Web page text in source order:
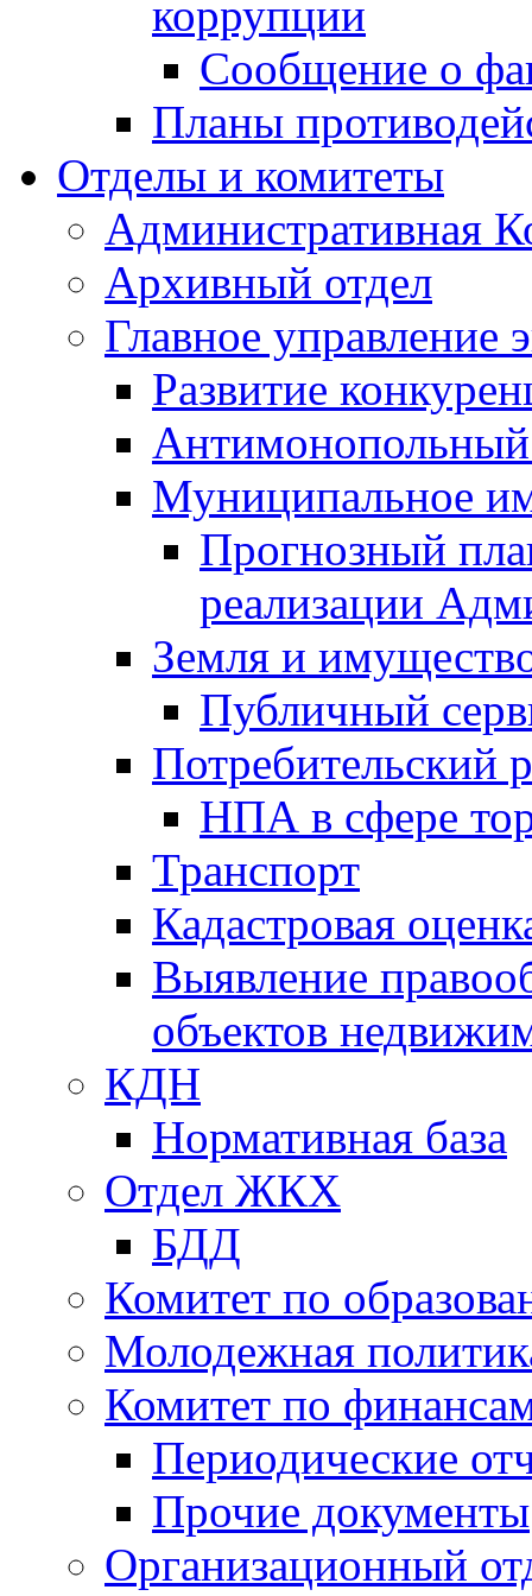
коррупции
Сообщение о
Планы
Отделы и комитеты
Административная
Архивный отдел
Главное управление
Развитие
Антимонопольный
Муниципальное
Прогнозный
реализации
Земля и
Публичный
Потребительский
НПА в сфере
Транспорт
Кадастровая
Выявление
объектов
КДН
Нормативная база
Отдел ЖКХ
БДД
Комитет по
Молодежная
Комитет по
Периодические
Прочие документы
Организационный